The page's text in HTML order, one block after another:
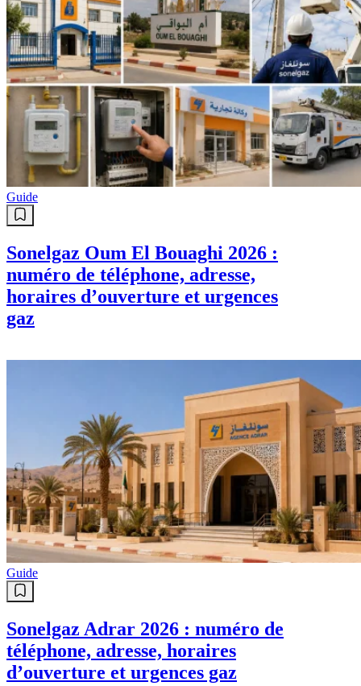
Guide
Sonelgaz Oum El Bouaghi 2026 :
numéro de téléphone, adresse,
horaires d’ouverture et urgences
gaz
Guide
Sonelgaz Adrar 2026 : numéro de
téléphone, adresse, horaires
d’ouverture et urgences gaz